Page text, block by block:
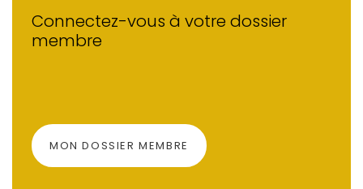
Connectez-vous à votre dossier
membre
(OPENS IN A NEW TAB)
MON DOSSIER MEMBRE